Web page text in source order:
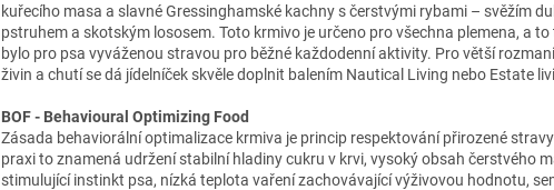
kuřecího masa a slavné Gressinghamské kachny s čerstvými rybami – svěžím
pstruhem a skotským lososem. Toto krmivo je určeno pro všechna plemena, a to
bylo pro psa vyváženou stravou pro běžné každodenní aktivity. Pro větší
živin a chutí se dá jídelníček skvěle doplnit balením Nautical Living nebo Estate
BOF - Behavioural Optimizing Food
Zásada behaviorální optimalizace krmiva je princip respektování přirozené
praxi to znamená udržení stabilní hladiny cukru v krvi, vysoký obsah čerstvého
stimulující instinkt psa, nízká teplota vaření zachovávající výživovou hodnotu,